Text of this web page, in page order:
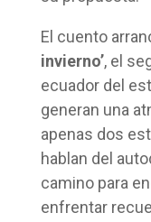
El cuento
invierno’, el
ecuador del
generan una
apenas dos
hablan del
camino para
enfrentar